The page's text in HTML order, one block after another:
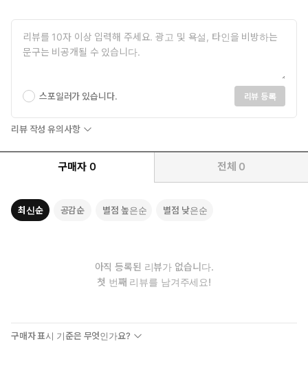
스포일러가 있습니다. 리뷰 등록
리뷰 작성 유의사항
구매자 0 전체 0
최신순 공감순 별점 높은순 별점 낮은순
아직 등록된 리뷰가 없습니다.
첫 번째 리뷰를 남겨주세요!
구매자 표시 기준은 무엇인가요?